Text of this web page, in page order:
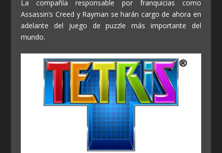
La compañía responsable por franquicias como
Assassin’s Creed y Rayman se harán cargo de ahora en
adelante del juego de puzzle más importante del
mundo.